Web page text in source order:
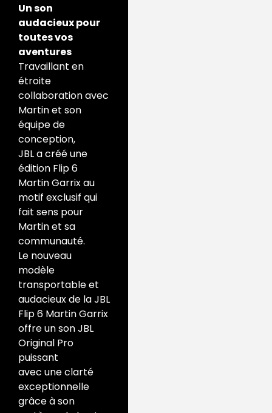
Un son
audacieux pour
toutes vos
aventures
Travaillant en
étroite
collaboration avec
Martin et son
équipe de
conception,
JBL a créé une
édition Flip 6
Martin Garrix au
motif exclusif qui
fait sens pour
Martin et sa
communauté.
Le nouveau
modèle
transportable et
audacieux de la JBL
Flip 6 Martin Garrix
offre un son JBL
Original Pro
puissant
avec une clarté
exceptionnelle
grâce à son